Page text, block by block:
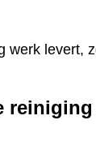
werk levert,